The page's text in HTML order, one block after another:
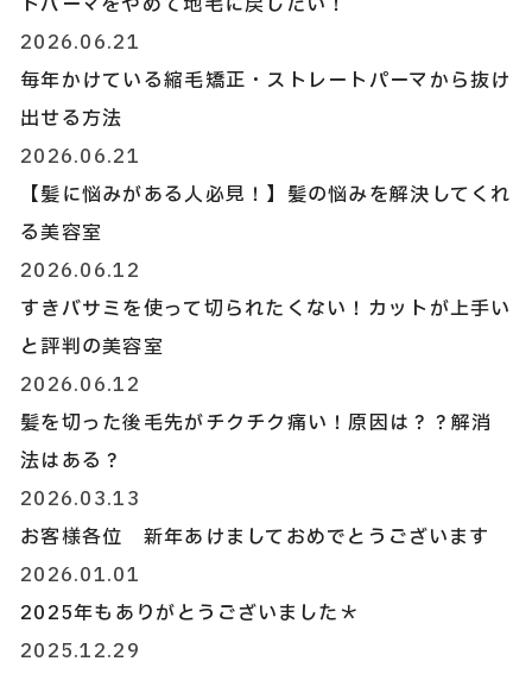
2026.06.21
毎年かけている縮毛矯正・ストレートパーマから抜け
出せる方法
2026.06.21
【髪に悩みがある人必見！】髪の悩みを解決してくれ
る美容室
2026.06.12
すきバサミを使って切られたくない！カットが上手い
と評判の美容室
2026.06.12
髪を切った後毛先がチクチク痛い！原因は？？解消
法はある？
2026.03.13
お客様各位 新年あけましておめでとうございます
2026.01.01
2025年もありがとうございました＊
2025.12.29